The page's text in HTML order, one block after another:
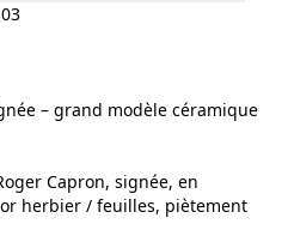
– grand modèle céramique
Capron, signée, en
herbier / feuilles, piètement